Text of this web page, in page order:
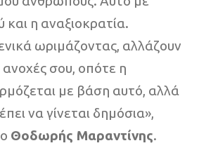
και η αναξιοκρατία.
ωριμάζοντας, αλλάζουν
ανοχές σου, οπότε η
με βάση αυτό, αλλά
να γίνεται δημόσια»,
Θοδωρής Μαραντίνης.